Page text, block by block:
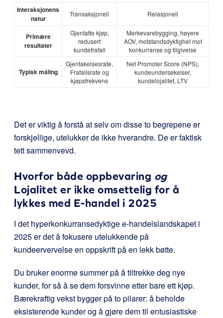
Interaksjonens
natur
Transaksjonell Relasjonell
Primære
resultater
Gjentatte kjøp,
redusert
kundefrafall
Merkevarebygging, høyere
AOV, motstandsdyktighet mot
konkurranse og tilgivelse
Typisk måling
Gjentakelsesrate,
Frafallsrate og
kjøpsfrekvens
Net Promoter Score (NPS),
kundeundersøkelser,
kundelojalitet, LTV
Det er viktig å forstå at selv om disse to begrepene er
forskjellige, utelukker de ikke hverandre. De er faktisk
tett sammenvevd.
Hvorfor både oppbevaring og
Lojalitet er ikke omsettelig for å
lykkes med E-handel i 2025
I det hyperkonkurransedyktige e-handelslandskapet i
2025 er det å fokusere utelukkende på
kundeervervelse en oppskrift på en lekk bøtte.
Du bruker enorme summer på å tiltrekke deg nye
kunder, for så å se dem forsvinne etter bare ett kjøp.
Bærekraftig vekst bygger på to pilarer: å beholde
eksisterende kunder og å gjøre dem til entusiastiske